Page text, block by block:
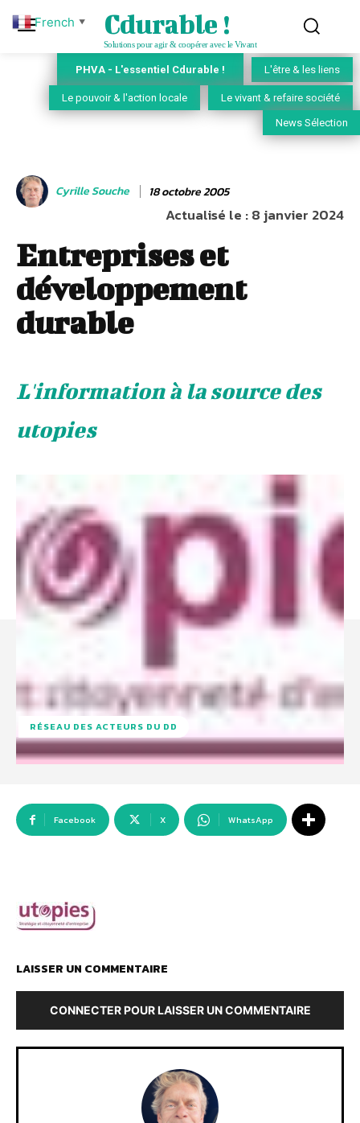
Cdurable !
Solutions pour agir & coopérer avec le Vivant
PHVA - L'essentiel Cdurable ! L'être & les liens
Le pouvoir & l'action locale Le vivant & refaire société
News Sélection
Cyrille Souche 18 octobre 2005
Actualisé le :8 janvier 2024
Entreprises et
développement
durable
L'information à la source des
utopies
RÉSEAU DES ACTEURS DU DD
Facebook X WhatsApp
LAISSER UN COMMENTAIRE
CONNECTER POUR LAISSER UN COMMENTAIRE
French ▼